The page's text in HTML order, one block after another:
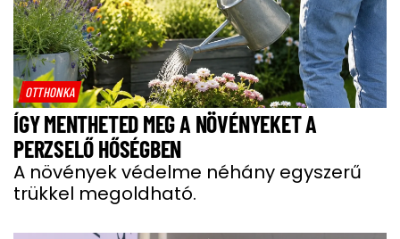
OTTHONKA
ÍGY MENTHETED MEG A NÖVÉNYEKET A
PERZSELŐ HŐSÉGBEN
A növények védelme néhány egyszerű
trükkel megoldható.